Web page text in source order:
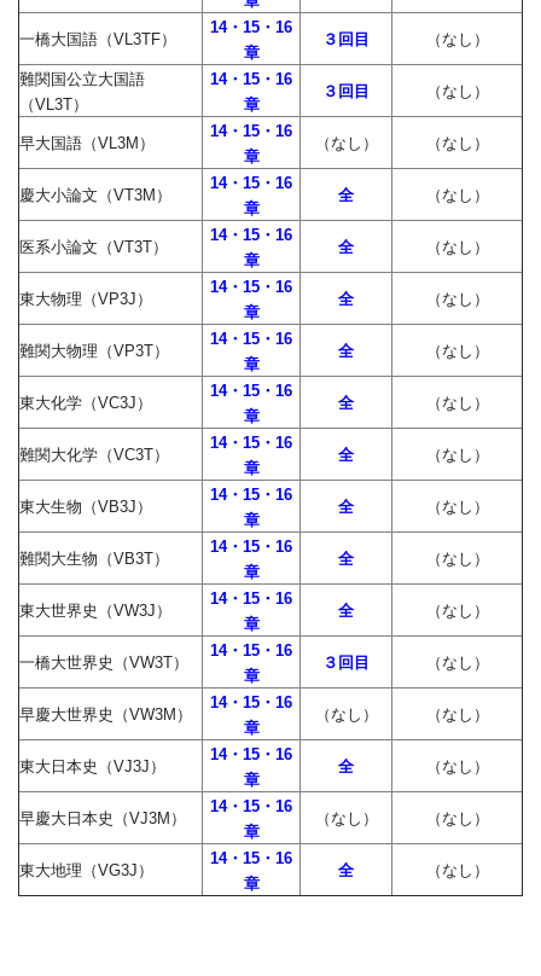
一橋大国語（VL3TF）
14・15・16
章
３回目 （なし）
難関国公立大国語
（VL3T）
14・15・16
章
３回目 （なし）
早大国語（VL3M）
14・15・16
章
（なし） （なし）
慶大小論文（VT3M）
14・15・16
章
全 （なし）
医系小論文（VT3T）
14・15・16
章
全 （なし）
東大物理（VP3J）
14・15・16
章
全 （なし）
難関大物理（VP3T）
14・15・16
章
全 （なし）
東大化学（VC3J）
14・15・16
章
全 （なし）
難関大化学（VC3T）
14・15・16
章
全 （なし）
東大生物（VB3J）
14・15・16
章
全 （なし）
難関大生物（VB3T）
14・15・16
章
全 （なし）
東大世界史（VW3J）
14・15・16
章
全 （なし）
一橋大世界史（VW3T）
14・15・16
章
３回目 （なし）
早慶大世界史（VW3M）
14・15・16
章
（なし） （なし）
東大日本史（VJ3J）
14・15・16
章
全 （なし）
早慶大日本史（VJ3M）
14・15・16
章
（なし） （なし）
東大地理（VG3J）
14・15・16
章
全 （なし）